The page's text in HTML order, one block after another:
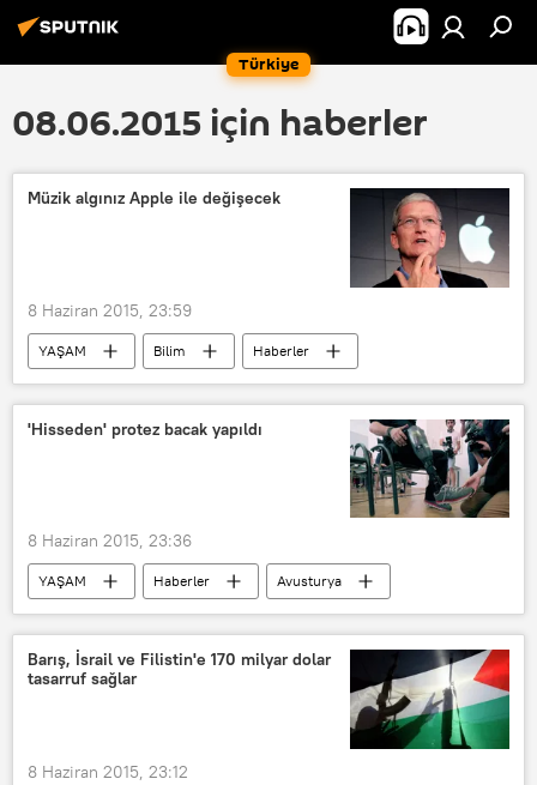
Türkiye
08.06.2015 için haberler
Müzik algınız Apple ile değişecek
8 Haziran 2015, 23:59
YAŞAM Bilim
Haberler
Tim Cook
'Hisseden' protez bacak yapıldı
8 Haziran 2015, 23:36
YAŞAM Haberler
Avusturya
Viyana
Bilim-Teknoloji
Barış, İsrail ve Filistin'e 170 milyar dolar
tasarruf sağlar
8 Haziran 2015, 23:12